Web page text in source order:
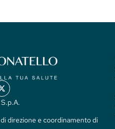
direzione e coordinamento di